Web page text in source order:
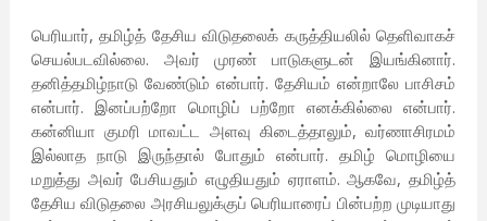
பெரியார், தமிழ்த் தேசிய விடுதலைக் கருத்தியலில் தெளிவாகச்
செயல்படவில்லை. அவர் முரண் பாடுகளுடன் இயங்கினார்.
தனித்தமிழ்நாடு வேண்டும் என்பார். தேசியம் என்றாலே பாசிசம்
என்பார். இனப்பற்றோ மொழிப் பற்றோ எனக்கில்லை என்பார்.
கன்னியா குமரி மாவட்ட அளவு கிடைத்தாலும், வர்ணாசிரமம்
இல்லாத நாடு இருந்தால் போதும் என்பார். தமிழ் மொழியை
மறுத்து அவர் பேசியதும் எழுதியதும் ஏராளம். ஆகவே, தமிழ்த்
தேசிய விடுதலை அரசியலுக்குப் பெரியாரைப் பின்பற்ற முடியாது